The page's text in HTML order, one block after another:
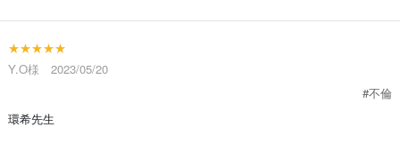
★★★★★
Y.O様 2023/05/20
#不倫
環希先生